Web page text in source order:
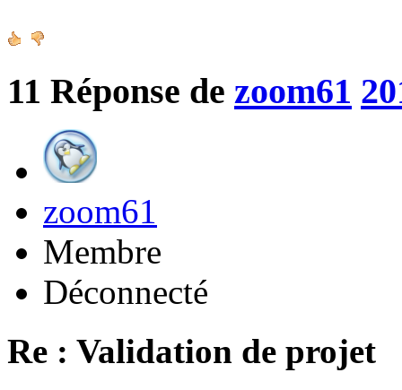
11 Réponse de zoom61
zoom61
Membre
Déconnecté
Re : Validation de projet